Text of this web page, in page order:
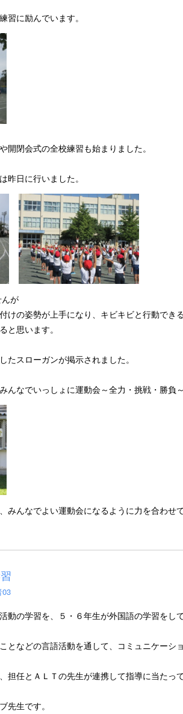
習に励んでいます。
開閉会式の全校練習も始まりました。
昨日に行いました。
が
けの姿勢が上手になり、キビキビと行動でき
と思います。
スローガンが掲示されました。
んなでいっしょに運動会～全力・挑戦・勝負～
みんなでよい運動会になるように力を合わせて
03
動の学習を、５・６年生が外国語の学習をして
となどの言語活動を通して、コミュニケーシ
担任とＡＬＴの先生が連携して指導に当たって
先生です。